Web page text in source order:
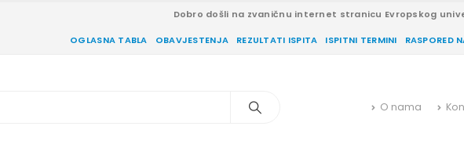
Dobro došli na zvaničnu internet stranicu Evropskog
OGLASNA TABLA OBAVJESTENJA REZULTATI ISPITA ISPITNI TERMINI RASPORED
O nama